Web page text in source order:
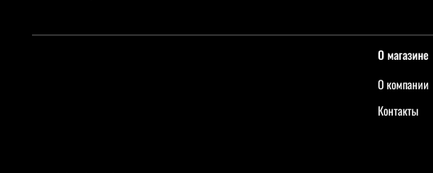
О магазине
О компании
Контакты